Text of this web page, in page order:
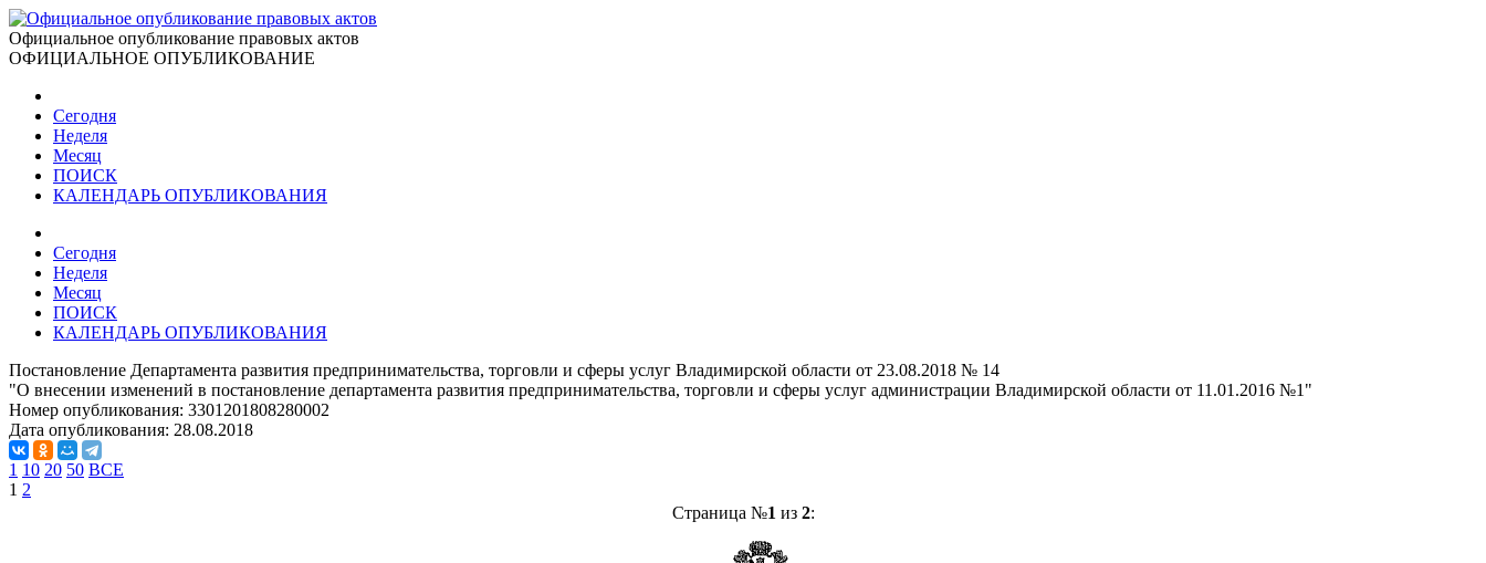
Официальное опубликование правовых актов
ОФИЦИАЛЬНОЕ ОПУБЛИКОВАНИЕ
Сегодня
Неделя
Месяц
ПОИСК
КАЛЕНДАРЬ ОПУБЛИКОВАНИЯ
Сегодня
Неделя
Месяц
ПОИСК
КАЛЕНДАРЬ ОПУБЛИКОВАНИЯ
Постановление Департамента развития предпринимательства, торговли и сферы услуг Владимирской области от 23.08.2018 № 14
"О внесении изменений в постановление департамента развития предпринимательства, торговли и сферы услуг администрации Владимирской области от 11.01.2016 №1"
Номер опубликования: 3301201808280002
Дата опубликования: 28.08.2018
1 10 20 50 ВСЕ
1 2
Страница №1 из 2: